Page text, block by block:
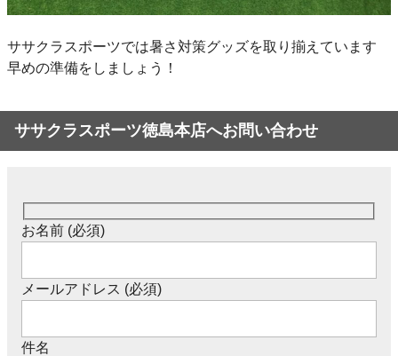
ササクラスポーツでは暑さ対策グッズを取り揃えています
早めの準備をしましょう！
ササクラスポーツ徳島本店へお問い合わせ
お名前 (必須)
メールアドレス (必須)
件名